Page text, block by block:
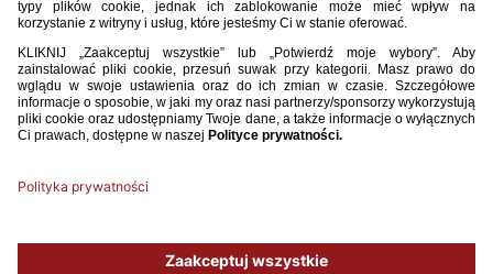
E-TRENER_5_2016.pdf